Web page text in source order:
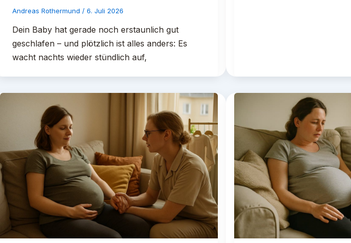
Andreas Rothermund / 6. Juli 2026
Dein Baby hat gerade noch erstaunlich gut
geschlafen – und plötzlich ist alles anders: Es
wacht nachts wieder stündlich auf,